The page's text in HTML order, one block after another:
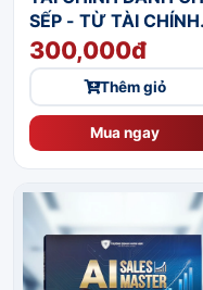
SẾP - TỪ TÀI CHÍNH
CÁ NHÂN ĐẾN QUẢN
TRỊ TÀI SẢN VÀ
MỤC ĐẦU TƯ
300,000đ
Thêm giỏ
Mua ngay